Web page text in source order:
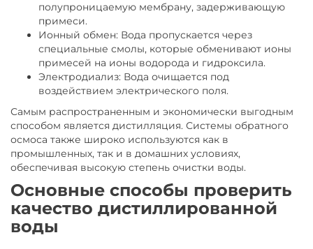
полупроницаемую мембрану, задерживающую
примеси.
Ионный обмен: Вода пропускается через
специальные смолы, которые обменивают ионы
примесей на ионы водорода и гидроксила.
Электродиализ: Вода очищается под
воздействием электрического поля.
Самым распространенным и экономически выгодным
способом является дистилляция. Системы обратного
осмоса также широко используются как в
промышленных, так и в домашних условиях,
обеспечивая высокую степень очистки воды.
Основные способы проверить
качество дистиллированной
воды